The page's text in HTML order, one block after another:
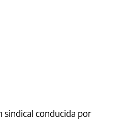
sindical conducida por